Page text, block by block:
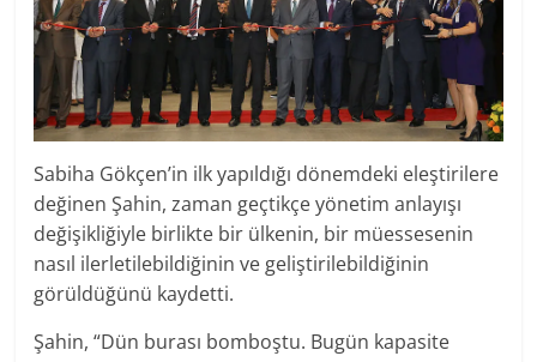
Sabiha Gökçen’in ilk yapıldığı dönemdeki eleştirilere
değinen Şahin, zaman geçtikçe yönetim anlayışı
değişikliğiyle birlikte bir ülkenin, bir müessesenin
nasıl ilerletilebildiğinin ve geliştirilebildiğinin
görüldüğünü kaydetti.
Şahin, “Dün burası bomboştu. Bugün kapasite